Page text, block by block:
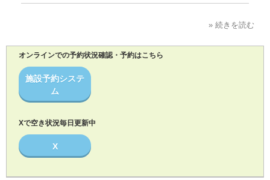
» 続きを読む
オンラインでの予約状況確認・予約はこちら
施設予約システ
ム
Xで空き状況毎日更新中
X